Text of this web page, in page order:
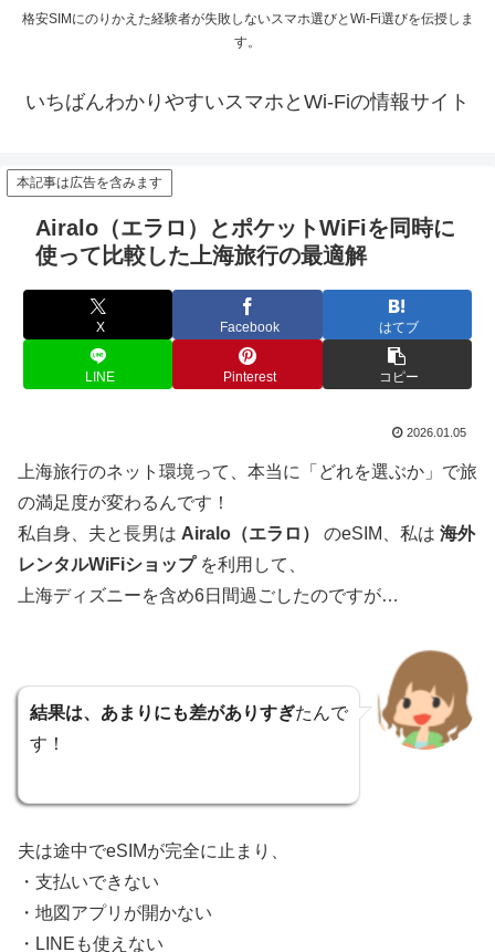
格安SIMにのりかえた経験者が失敗しないスマホ選びとWi-Fi選びを伝授しま
す。
いちばんわかりやすいスマホとWi-Fiの情報サイト
本記事は広告を含みます
Airalo（エラロ）とポケットWiFiを同時に
使って比較した上海旅行の最適解
X Facebook はてブ
LINE Pinterest コピー
2026.01.05
上海旅行のネット環境って、本当に「どれを選ぶか」で旅
の満足度が変わるんです！
私自身、夫と長男は Airalo（エラロ） のeSIM、私は 海外
レンタルWiFiショップを利用して、
上海ディズニーを含め6日間過ごしたのですが…
結果は、あまりにも差がありすぎたんで
す！
夫は途中でeSIMが完全に止まり、
・支払いできない
・地図アプリが開かない
・LINEも使えない